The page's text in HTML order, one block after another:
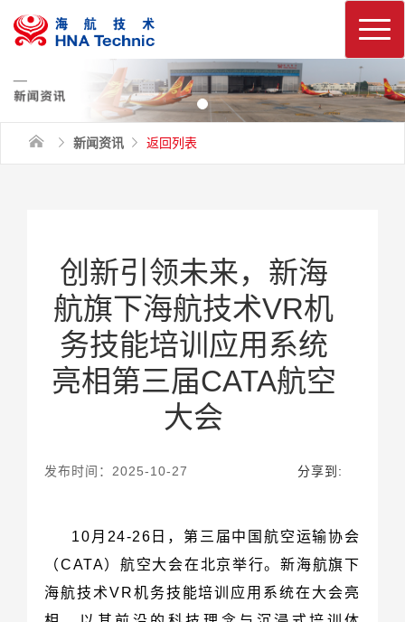
换
新闻资讯 返回列表
大会
发布时间：2025-10-27 分享到: